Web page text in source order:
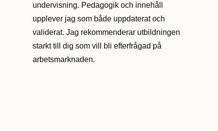
undervisning. Pedagogik och innehåll
upplever jag som både uppdaterat och
validerat. Jag rekommenderar utbildningen
starkt till dig som vill bli efterfrågad på
arbetsmarknaden.